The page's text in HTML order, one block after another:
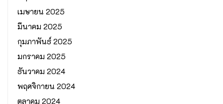
เมษายน 2025
มีนาคม 2025
กุมภาพันธ์ 2025
มกราคม 2025
ธันวาคม 2024
พฤศจิกายน 2024
ตุลาคม 2024